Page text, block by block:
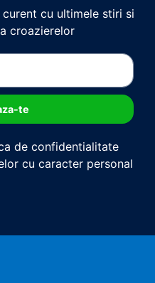
cu ultimele stiri si
croazierelor
de confidentialitate
cu caracter personal